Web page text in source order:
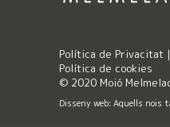
Política de Privacitat |
Política de cookies
© 2020 Moió
Disseny web: Aquells nois